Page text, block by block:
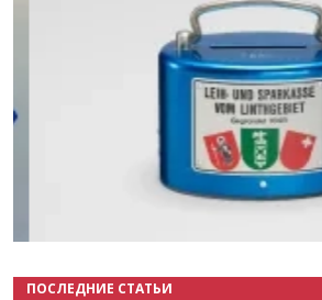
ПОСЛЕДНИЕ СТАТЬИ